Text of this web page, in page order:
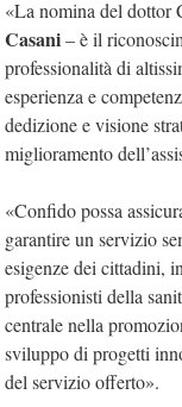
«La nomina del dottor
Casani– è il
professionalità di
esperienza e
dedizione e visione
miglioramento
«Confido possa
garantire un servizio
esigenze dei cittadini,
professionisti della
centrale nella
sviluppo di progetti
del servizio offerto».